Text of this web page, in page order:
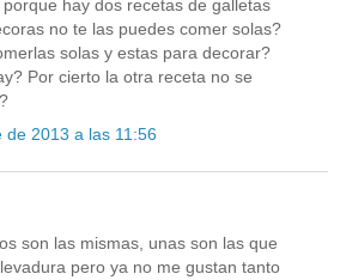
hay dos recetas de galletas
no te las puedes comer solas?
solas y estas para decorar?
Por cierto la otra receta no se
de 2013 a las 11:56
son las mismas, unas son las que
pero ya no me gustan tanto